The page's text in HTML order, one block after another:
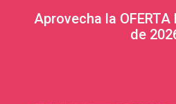
Aprovecha la
de